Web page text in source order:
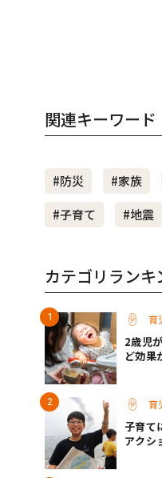
関連キーワード
#防災 #家族
#子育て
#地震
カテゴリランキ
育
2歳児
ど効果
育
子育て
アクシ